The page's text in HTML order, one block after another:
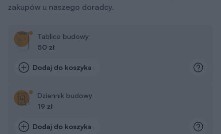
zakupów u naszego doradcy.
Tablica budowy
50 zł
Dodaj do koszyka
Dziennik budowy
19 zł
Dodaj do koszyka